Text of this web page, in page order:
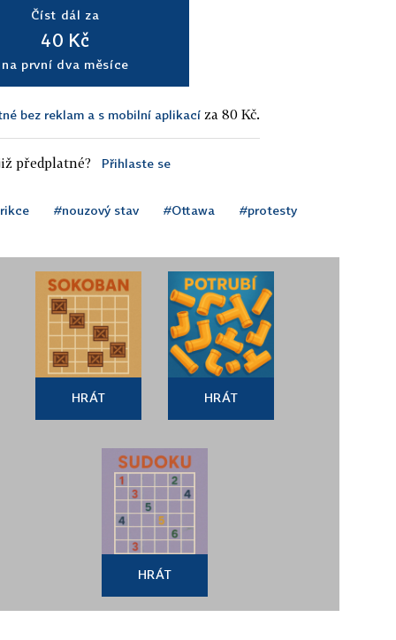
Číst dál za
40 Kč
na první dva měsíce
bez reklam a s mobilní aplikací za 80 Kč.
předplatné? Přihlaste se
#nouzový stav #Ottawa #protesty
HRÁT HRÁT
HRÁT